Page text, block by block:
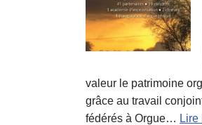
valeur le patrimoine
grâce au travail
fédérés à Orgue… Lire